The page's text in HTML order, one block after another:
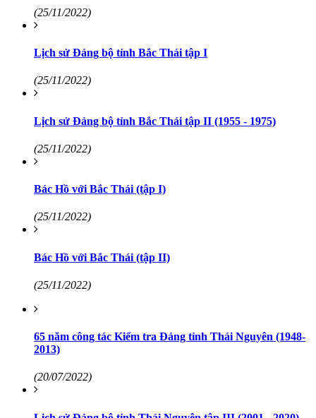
(25/11/2022)
Lịch sử Đảng bộ tỉnh Bắc Thái tập I
(25/11/2022)
Lịch sử Đảng bộ tỉnh Bắc Thái tập II (1955 - 1975)
(25/11/2022)
Bác Hồ với Bắc Thái (tập I)
(25/11/2022)
Bác Hồ với Bắc Thái (tập II)
(25/11/2022)
65 năm công tác Kiểm tra Đảng tỉnh Thái Nguyên (1948-
2013)
(20/07/2022)